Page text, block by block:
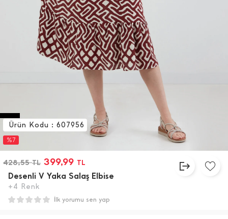
428,55TL 399,99 TL
%7
Desenli V Yaka Salaş Elbise
+4 Renk
Ürün Kodu : 607956
İlk yorumu sen yap